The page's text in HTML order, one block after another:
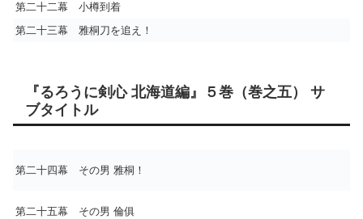
第二十二幕 小樽到着
第二十三幕 雅桐刀を追え！
『るろうに剣心 北海道編』５巻（巻之五） サ
ブタイトル
第二十四幕 その男 雅桐！
第二十五幕 その男 倫俱